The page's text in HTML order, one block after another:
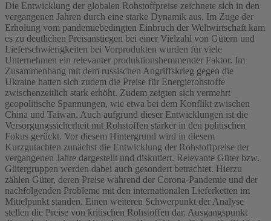
Die Entwicklung der globalen Rohstoffpreise zeichnete sich in den
vergangenen Jahren durch eine starke Dynamik aus. Im Zuge der
Erholung vom pandemiebedingten Einbruch der Weltwirtschaft kam
es zu deutlichen Preisanstiegen bei einer Vielzahl von Gütern und
Lieferschwierigkeiten bei Vorprodukten wurden für viele
Unternehmen ein relevanter produktionshemmender Faktor. Im
Zusammenhang mit dem russischen Angriffskrieg gegen die
Ukraine hatten sich zudem die Preise für Energierohstoffe
zwischenzeitlich stark erhöht. Zudem zeigten sich vermehrt
geopolitische Spannungen, wie etwa bei dem Konflikt zwischen
China und Taiwan. Auch aufgrund dieser Entwicklungen ist die
Versorgungssicherheit mit Rohstoffen stärker in den politischen
Fokus gerückt. Vor diesem Hintergrund wird in diesem
Kurzgutachten zunächst die Entwicklung der Rohstoffpreise der
vergangenen Jahre dargestellt und diskutiert. Relevante Güter bzw.
Gütergruppen werden dabei auch gesondert betrachtet. Hierzu
zählen Güter, deren Preise während der Corona-Pandemie und der
nachfolgenden Probleme mit den internationalen Lieferketten im
Mittelpunkt standen. Einen weiteren Schwerpunkt der Analyse
stellen die Preise von kritischen Rohstoffen dar. Ausgangspunkt